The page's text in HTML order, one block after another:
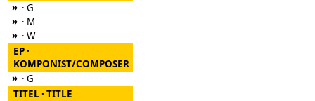
» · G
» · M
» · W
EP ·
KOMPONIST/COMPOSER
» · G
TITEL · TITLE